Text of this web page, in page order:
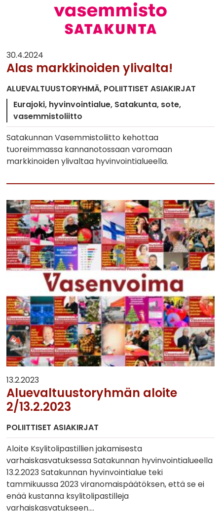
30.4.2024
Alas markkinoiden ylivalta!
ALUEVALTUUSTORYHMÄ POLIITTISET ASIAKIRJAT
Eurajoki hyvinvointialue Satakunta sote
vasemmistoliitto
Satakunnan Vasemmistoliitto kehottaa
tuoreimmassa kannanotossaan varomaan
markkinoiden ylivaltaa hyvinvointialueella.
13.2.2023
Aluevaltuustoryhmän aloite
2/13.2.2023
POLIITTISET ASIAKIRJAT
Aloite Ksylitolipastillien jakamisesta
varhaiskasvatuksessa Satakunnan hyvinvointialueella
13.2.2023 Satakunnan hyvinvointialue teki
tammikuussa 2023 viranomaispäätöksen, että se ei
enää kustanna ksylitolipastilleja
varhaiskasvatukseen….